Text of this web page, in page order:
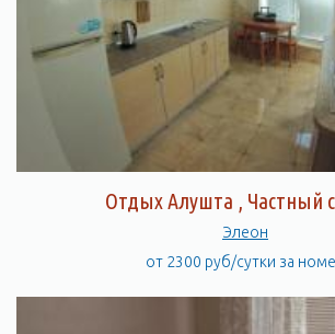
Отдых Алушта , Частный
Элеон
от 2300 руб/сутки за